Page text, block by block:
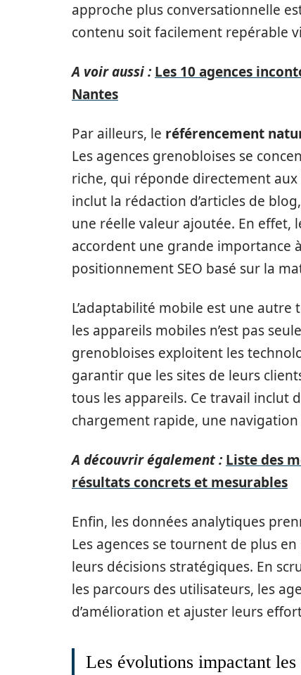
approche plus conversationnelle
contenu soit facilement repérable
A voir aussi : Les 10 agences
Nantes
Par ailleurs, le référencement
Les agences grenobloises se
riche, qui réponde directement
inclut la rédaction d’articles de
une réelle valeur ajoutée. En effet,
accordent une grande importance
positionnement SEO basé sur la
L’adaptabilité mobile est une
les appareils mobiles n’est pas
grenobloises exploitent les
garantir que les sites de leurs
tous les appareils. Ce travail inclut
chargement rapide, une
A découvrir également : Liste des
résultats concrets et mesurables
Enfin, les données analytiques
Les agences se tournent de plus
leurs décisions stratégiques. En
les parcours des utilisateurs, les
d’amélioration et ajuster leurs
Les évolutions impactant